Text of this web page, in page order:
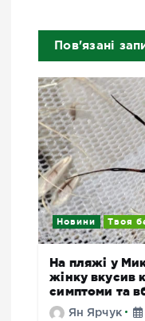
Пов'язані
Новини Твоя
На пляжі у
жінку вкусив
симптоми та
Ян Ярчук